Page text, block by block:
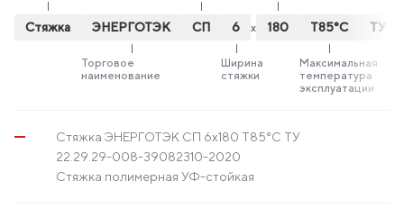
Стяжка ЭНЕРГОТЭК
Торговое
наименование
СП 6
Ширина
стяжки
х 180 Т85°С
Максимальная
температура
эксплуатации
ТУ
Стяжка ЭНЕРГОТЭК СП 6x180 Т85°С ТУ
22.29.29-008-39082310-2020
Стяжка полимерная УФ-стойкая